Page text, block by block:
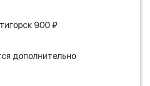
900 ₽
дополнительно